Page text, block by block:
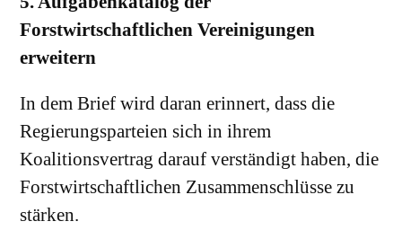
Forstwirtschaftlichen Vereinigungen
erweitern
In dem Brief wird daran erinnert, dass die
Regierungsparteien sich in ihrem
Koalitionsvertrag darauf verständigt haben, die
Forstwirtschaftlichen Zusammenschlüsse zu
stärken.